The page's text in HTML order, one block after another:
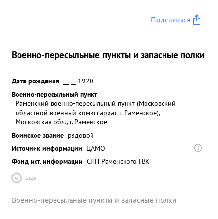
Поделиться
Военно-пересыльные пункты и запасные полки
Дата рождения
__.__.1920
Военно-пересыльный пункт
Раменский военно-пересыльный пункт (Московский
областной военный комиссариат г. Раменское),
Московская обл., г. Раменское
Воинское звание рядовой
Источник информации ЦАМО
Фонд ист. информации СПП Раменского ГВК
Ещё
Военно-пересыльные пункты и запасные полки